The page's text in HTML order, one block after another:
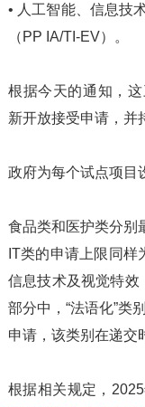
• 人工智能、信息技
（PP IA/TI-EV）。
根据今天的通知，
新开放接受申请，并
政府为每个试点项目
食品类和医护类分别
IT类的申请上限同
信息技术及视觉特效
部分中，“法语化”类
申请，该类别在递交
根据相关规定，